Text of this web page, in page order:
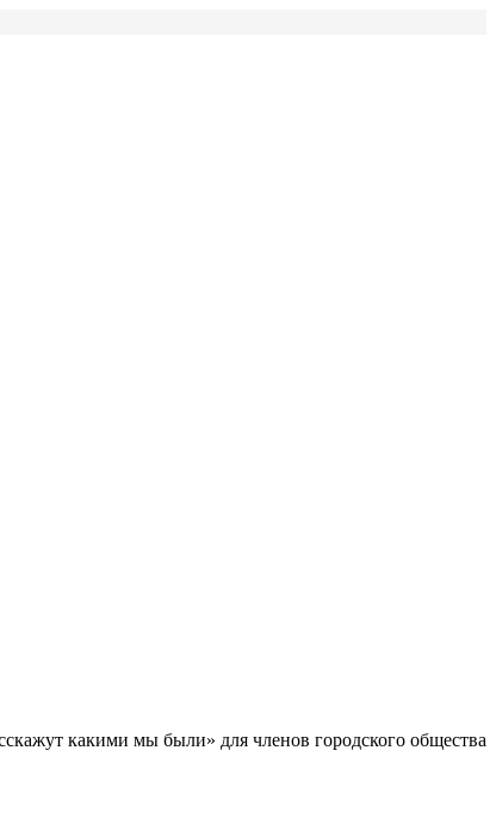
какими мы были» для членов городского общества